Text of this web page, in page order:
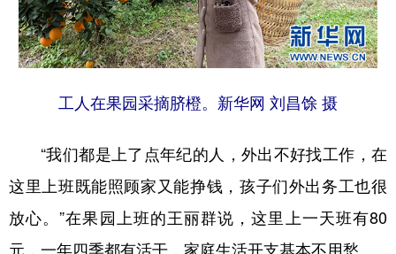
工人在果园采摘脐橙。新华网 刘昌馀 摄
“我们都是上了点年纪的人，外出不好找工作，在
这里上班既能照顾家又能挣钱，孩子们外出务工也很
放心。”在果园上班的王丽群说，这里上一天班有80
元，一年四季都有活干，家庭生活开支基本不用愁。